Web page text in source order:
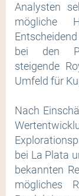
Analysten
mögliche
bei den
steigende
Umfeld für
Nach
bei La Plata
bekannten
mögliches